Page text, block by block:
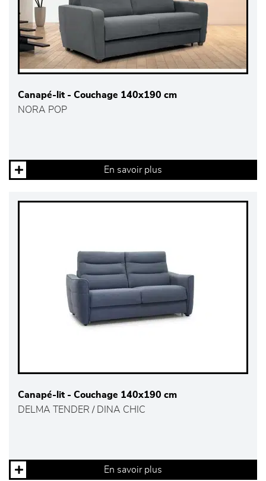
Canapé-lit - Couchage 140x190 cm
NORA POP
En savoir plus
Canapé-lit - Couchage 140x190 cm
DELMA TENDER / DINA CHIC
En savoir plus